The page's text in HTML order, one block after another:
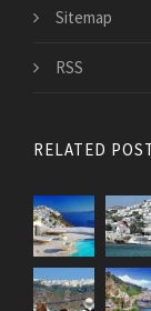
Sitemap
RSS
RELATED